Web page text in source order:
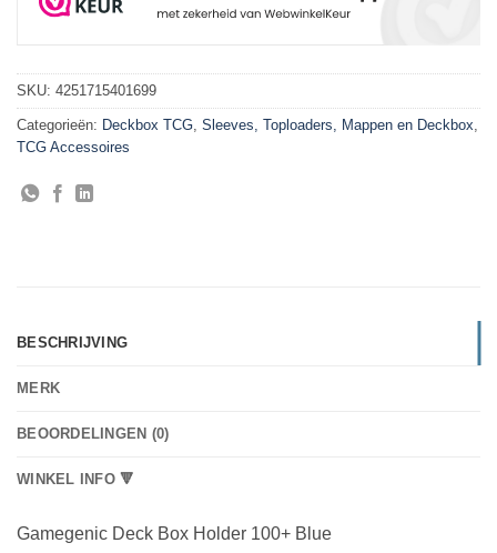
SKU: 4251715401699
Categorieën: Deckbox TCG, Sleeves, Toploaders, Mappen en Deckbox,
TCG Accessoires
BESCHRIJVING
MERK
BEOORDELINGEN (0)
WINKEL INFO 🔻
Gamegenic Deck Box Holder 100+ Blue